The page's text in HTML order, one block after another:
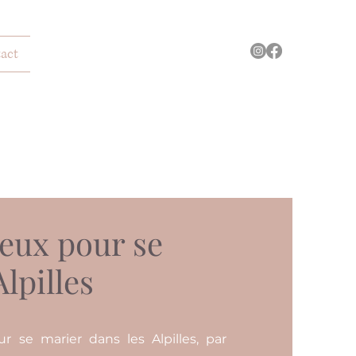
pour se
se marier dans les Alpilles, par